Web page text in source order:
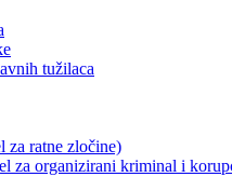
tužilaca
za ratne zločine)
za organizirani kriminal i